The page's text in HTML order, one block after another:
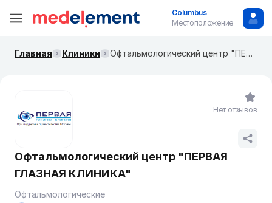
Columbus
Местоположение
Главная Клиники Офтальмологический центр "ПЕРВАЯ ГЛАЗНАЯ КЛИНИКА"
Офтальмологический центр "ПЕРВАЯ
ГЛАЗНАЯ КЛИНИКА"
Офтальмологические
Нет отзывов